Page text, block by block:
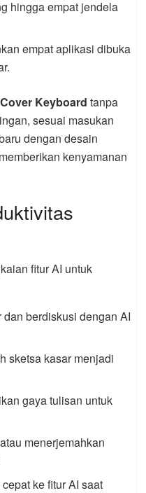
hingga empat jendela
empat aplikasi dibuka
Keyboard tanpa
sesuai masukan
dengan desain
kenyamanan
fitur AI untuk
dan berdiskusi dengan AI
sketsa kasar menjadi
gaya tulisan untuk
menerjemahkan
ke fitur AI saat